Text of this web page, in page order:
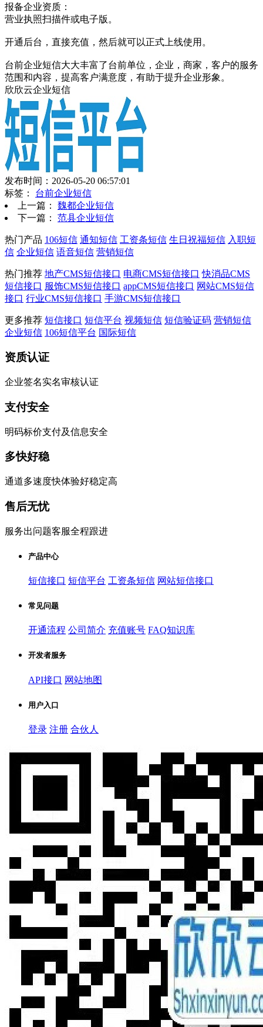
报备企业资质：
营业执照扫描件或电子版。
开通后台，直接充值，然后就可以正式上线使用。
台前企业短信大大丰富了台前单位，企业，商家，客户的服务
范围和内容，提高客户满意度，有助于提升企业形象。
欣欣云企业短信
发布时间：2026-05-20 06:57:01
标签： 台前企业短信
上一篇： 魏都企业短信
下一篇： 范县企业短信
热门产品 106短信 通知短信 工资条短信 生日祝福短信 入职短
信 企业短信 语音短信 营销短信
热门推荐 地产CMS短信接口 电商CMS短信接口 快消品CMS
短信接口 服饰CMS短信接口 appCMS短信接口 网站CMS短信
接口 行业CMS短信接口 手游CMS短信接口
更多推荐 短信接口 短信平台 视频短信 短信验证码 营销短信
企业短信 106短信平台 国际短信
资质认证
企业签名实名审核认证
支付安全
明码标价支付及信息安全
多快好稳
通道多速度快体验好稳定高
售后无忧
服务出问题客服全程跟进
产品中心
短信接口 短信平台 工资条短信 网站短信接口
常见问题
开通流程 公司简介 充值账号 FAQ知识库
开发者服务
API接口 网站地图
用户入口
登录 注册 合伙人